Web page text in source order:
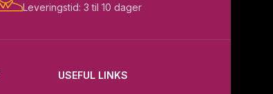
Leveringstid: 3 til 10 dager
USEFUL LINKS